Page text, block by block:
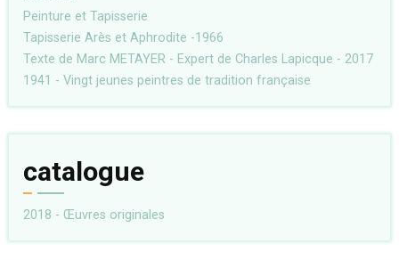
Peinture et Tapisserie
Tapisserie Arès et Aphrodite -1966
Texte de Marc METAYER - Expert de Charles Lapicque - 2017
1941 - Vingt jeunes peintres de tradition française
catalogue
2018 - Œuvres originales